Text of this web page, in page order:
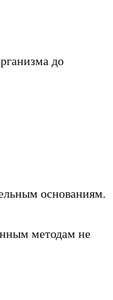
до
основаниям.
методам не